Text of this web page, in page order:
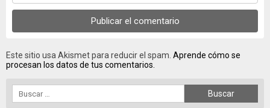
Este sitio usa Akismet para reducir el spam. Aprende cómo se
procesan los datos de tus comentarios.